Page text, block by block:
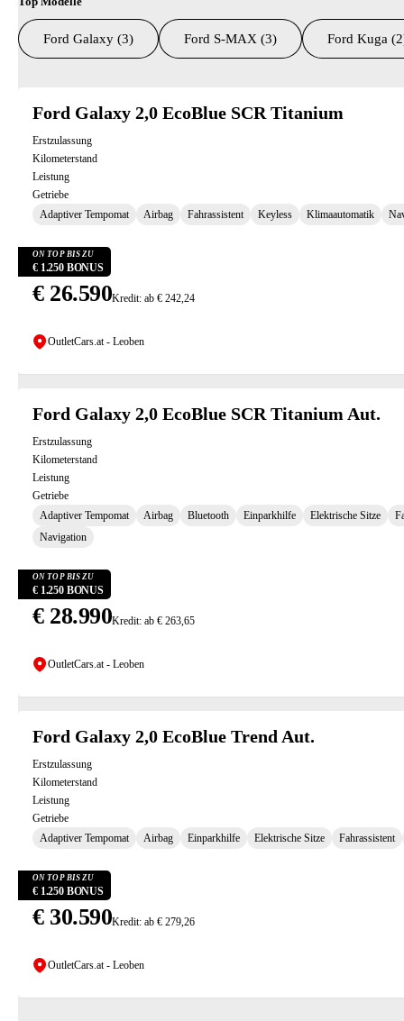
Ford Galaxy (3) Ford S-MAX (3) Ford Kuga
Ford Galaxy 2,0 EcoBlue SCR Titanium
Erstzulassung
Kilometerstand
Leistung
Getriebe
Adaptiver Tempomat
Airbag Fahrassistent Keyless Klimaautomatik
ON TOP BIS ZU
€ 1.250 BONUS
€ 26.590Kredit: ab € 242,24
OutletCars.at - Leoben
Ford Galaxy 2,0 EcoBlue SCR Titanium Aut.
Erstzulassung
Kilometerstand
Leistung
Getriebe
Adaptiver Tempomat
Airbag Bluetooth Einparkhilfe Elektrische Sitze
Navigation
ON TOP BIS ZU
€ 1.250 BONUS
€ 28.990Kredit: ab € 263,65
OutletCars.at - Leoben
Ford Galaxy 2,0 EcoBlue Trend Aut.
Erstzulassung
Kilometerstand
Leistung
Getriebe
Adaptiver Tempomat
Airbag Einparkhilfe Elektrische Sitze Fahrassistent
ON TOP BIS ZU
€ 1.250 BONUS
€ 30.590Kredit: ab € 279,26
OutletCars.at - Leoben